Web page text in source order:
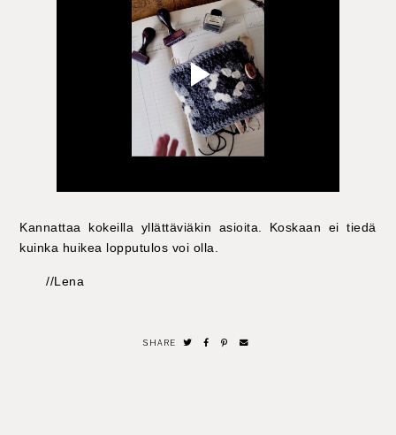
Kannattaa kokeilla yllättäviäkin asioita. Koskaan ei tiedä
kuinka huikea lopputulos voi olla.
//Lena
SHARE